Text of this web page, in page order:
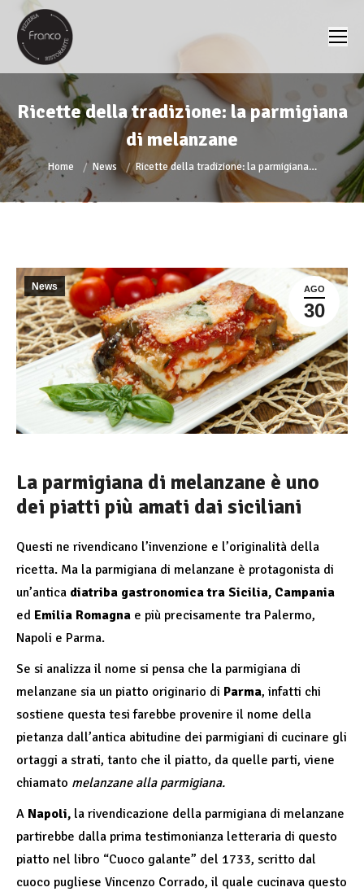
Ricette della tradizione: la parmigiana
di melanzane
You are here:
Home News Ricette della tradizione: la parmigiana…
AGO
30
News
La parmigiana di melanzane è uno
dei piatti più amati dai siciliani
Questi ne rivendicano l’invenzione e l’originalità della
ricetta. Ma la parmigiana di melanzane è protagonista di
un’antica diatriba gastronomica tra Sicilia, Campania
ed Emilia Romagna e più precisamente tra Palermo,
Napoli e Parma.
Se si analizza il nome si pensa che la parmigiana di
melanzane sia un piatto originario di Parma, infatti chi
sostiene questa tesi farebbe provenire il nome della
pietanza dall’antica abitudine dei parmigiani di cucinare gli
ortaggi a strati, tanto che il piatto, da quelle parti, viene
chiamato melanzane alla parmigiana.
A Napoli, la rivendicazione della parmigiana di melanzane
partirebbe dalla prima testimonianza letteraria di questo
piatto nel libro “Cuoco galante” del 1733, scritto dal
cuoco pugliese Vincenzo Corrado, il quale cucinava questo